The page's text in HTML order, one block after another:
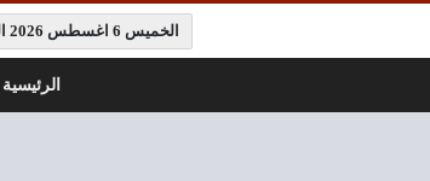
الخميس 6 اغسطس 2026 الساعة 2:39 م
الرئيسية